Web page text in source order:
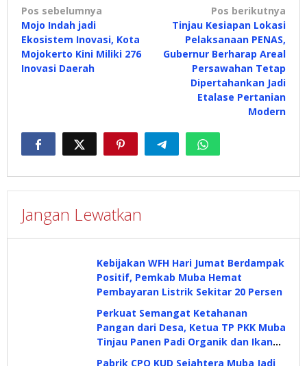
Navigasi
pos
Pos sebelumnya
Mojo Indah jadi
Ekosistem Inovasi, Kota
Mojokerto Kini Miliki 276
Inovasi Daerah
Pos berikutnya
Tinjau Kesiapan Lokasi
Pelaksanaan PENAS,
Gubernur Berharap Areal
Persawahan Tetap
Dipertahankan Jadi
Etalase Pertanian
Modern
Jangan Lewatkan
Kebijakan WFH Hari Jumat Berdampak
Positif, Pemkab Muba Hemat
Pembayaran Listrik Sekitar 20 Persen
Perkuat Semangat Ketahanan
Pangan dari Desa, Ketua TP PKK Muba
Tinjau Panen Padi Organik dan Ikan
Nila
Pabrik CPO KUD Sejahtera Muba Jadi